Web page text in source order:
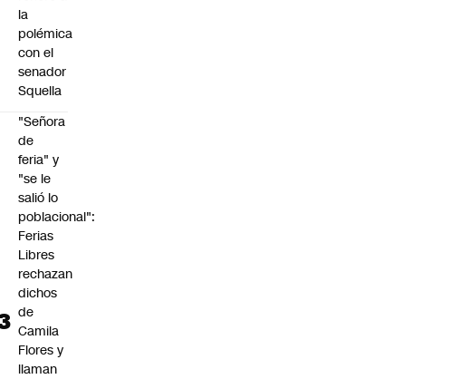
la
polémica
con el
senador
Squella
"Señora
de
feria" y
"se le
salió lo
poblacional":
Ferias
Libres
rechazan
dichos
de
Camila
Flores y
llaman